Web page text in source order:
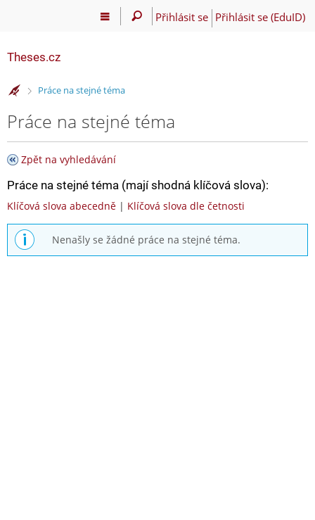
Přihlásit se Přihlásit se (EduID)
Theses.cz
>Práce na stejné téma
Práce na stejné téma
Zpět na vyhledávání
Práce na stejné téma (mají shodná klíčová slova):
Klíčová slova abecedně | Klíčová slova dle četnosti
Nenašly se žádné práce na stejné téma.